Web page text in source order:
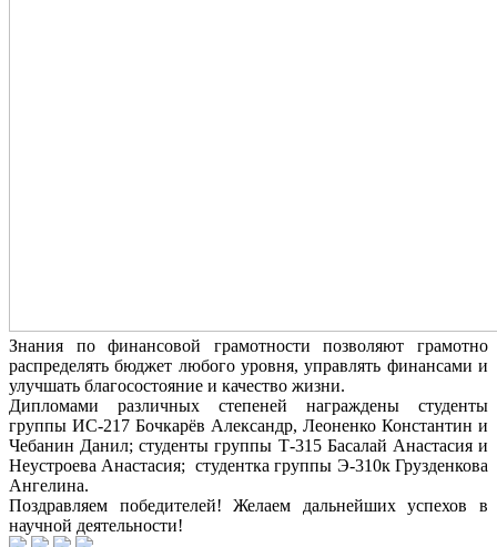
Знания по финансовой грамотности позволяют грамотно
распределять бюджет любого уровня, управлять финансами и
улучшать благосостояние и качество жизни.
Дипломами различных степеней награждены студенты
группы ИС-217 Бочкарёв Александр, Леоненко Константин и
Чебанин Данил; студенты группы Т-315 Басалай Анастасия и
Неустроева Анастасия; студентка группы Э-310к Грузденкова
Ангелина.
Поздравляем победителей! Желаем дальнейших успехов в
научной деятельности!